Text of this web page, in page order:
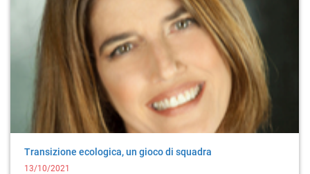
Transizione ecologica, un gioco di squadra
13/10/2021